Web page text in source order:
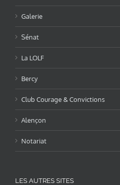
Galerie
Sénat
La LOLF
Bercy
Club Courage & Convictions
Alençon
Notariat
LES AUTRES SITES